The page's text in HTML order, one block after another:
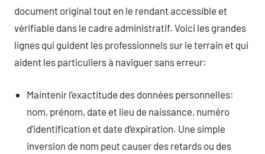
document original tout en le rendant accessible et
vérifiable dans le cadre administratif. Voici les grandes
lignes qui guident les professionnels sur le terrain et qui
aident les particuliers à naviguer sans erreur:
Maintenir l’exactitude des données personnelles:
nom, prénom, date et lieu de naissance, numéro
d’identification et date d’expiration. Une simple
inversion de nom peut causer des retards ou des